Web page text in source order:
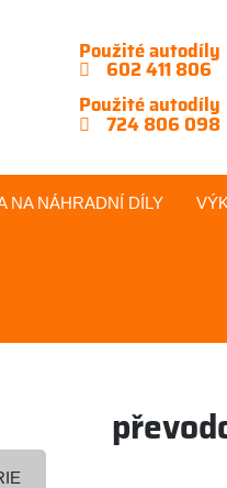
Použité autodíly
602 411 806
Použité autodíly
724 806 098
NA NÁHRADNÍ DÍLY